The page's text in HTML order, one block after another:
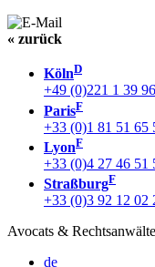
« zurück
KölnD
+49 (0)221 1 39
ParisF
+33 (0)1 81 51 65
LyonF
+33 (0)4 27 46 51
StraßburgF
+33 (0)3 92 12 02
Avocats & Rechtsanwälte
de